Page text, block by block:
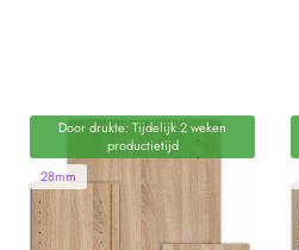
Door drukte: Tijdelijk 2 weken
productietijd
28mm